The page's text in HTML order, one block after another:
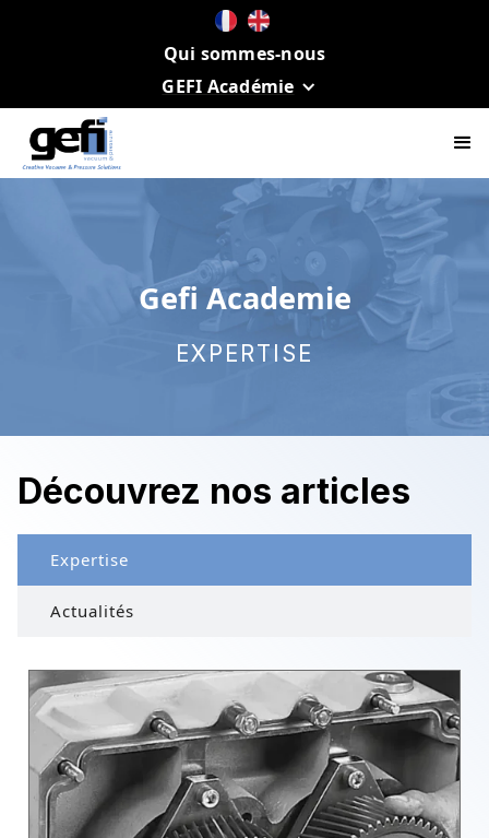
Qui sommes-nous
GEFI Académie
Gefi Academie
EXPERTISE
Découvrez nos articles
Expertise
Actualités